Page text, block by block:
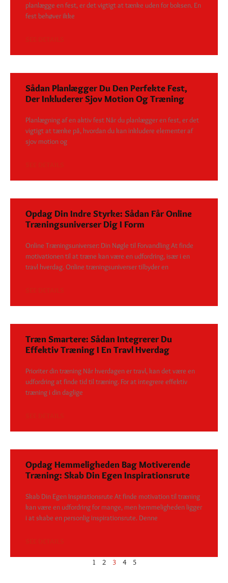
planlægge en fest, er det vigtigt at tænke uden for boksen. En
fest behøver ikke
Sådan Planlægger Du Den Perfekte Fest,
Der Inkluderer Sjov Motion Og Træning
Planlægning af en aktiv fest Når du planlægger en fest, er det
vigtigt at tænke på, hvordan du kan inkludere elementer af
sjov motion og
Opdag Din Indre Styrke: Sådan Får Online
Træningsuniverser Dig I Form
Online Træningsuniverser: Din Nøgle til Forvandling At finde
motivationen til at træne kan være en udfordring, især i en
travl hverdag. Online træningsuniverser tilbyder en
Træn Smartere: Sådan Integrerer Du
Effektiv Træning I En Travl Hverdag
Prioriter din træning Når hverdagen er travl, kan det være en
udfordring at finde tid til træning. For at integrere effektiv
træning i din daglige
Opdag Hemmeligheden Bag Motiverende
Træning: Skab Din Egen Inspirationsrute
Skab Din Egen Inspirationsrute At finde motivation til træning
kan være en udfordring for mange, men hemmeligheden ligger
i at skabe en personlig inspirationsrute. Denne
1 2 3 4 5